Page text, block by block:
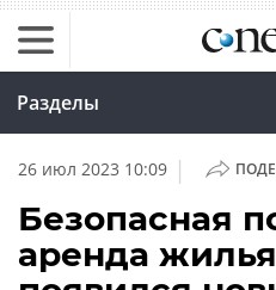
Разделы
26 июл 2023 10:09 |
Безопасная
аренда